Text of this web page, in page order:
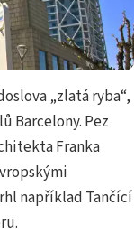
„zlatá ryba“,
Barcelony. Pez
Franka
například Tančící